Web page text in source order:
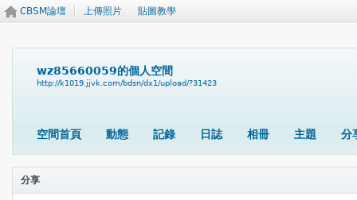
CBSM論壇 上傳照片 貼圖教學
wz85660059的個人空間
http://k1019.jjvk.com/bdsn/dx1/upload/?31423
空間首頁 動態 記錄 日誌 相冊 主題 分
分享